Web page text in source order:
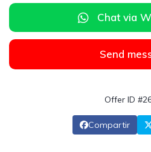
Chat via
Send
Offer ID
Compartir